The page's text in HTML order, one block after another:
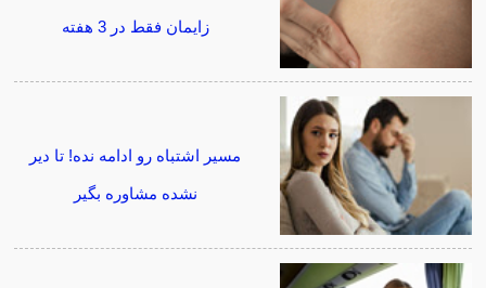
زایمان فقط در 3 هفته
مسیر اشتباه رو ادامه نده! تا دیر
نشده مشاوره بگیر